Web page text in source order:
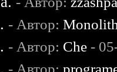
- Автор:
- Автор: Che -
- Автор: